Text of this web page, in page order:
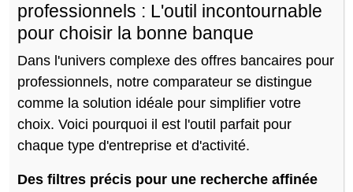
professionnels : L'outil incontournable
pour choisir la bonne banque
Dans l'univers complexe des offres bancaires pour
professionnels, notre comparateur se distingue
comme la solution idéale pour simplifier votre
choix. Voici pourquoi il est l'outil parfait pour
chaque type d'entreprise et d'activité.
Des filtres précis pour une recherche affinée